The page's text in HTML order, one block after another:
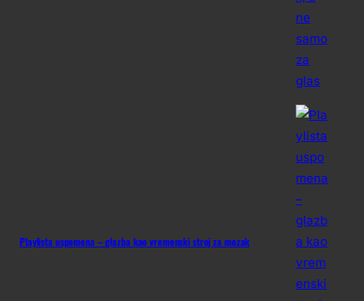
Playlista uspomena – glazba kao vremenski stroj za mozak